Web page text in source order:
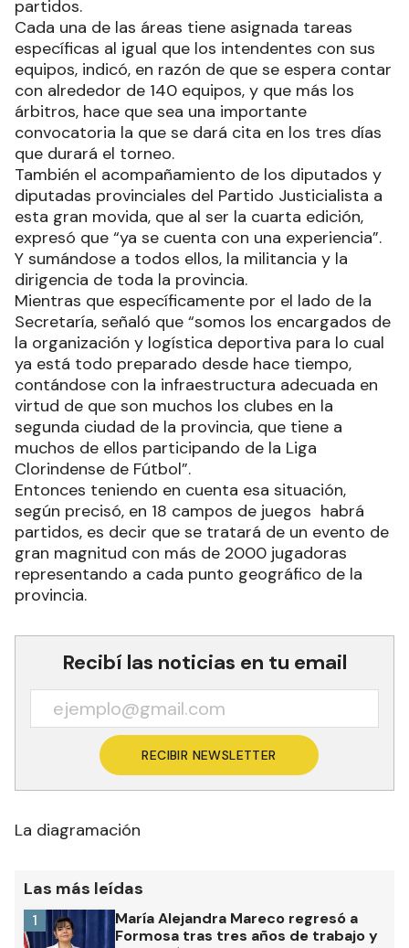
partidos.
Cada una de las áreas tiene asignada tareas
específicas al igual que los intendentes con sus
equipos, indicó, en razón de que se espera contar
con alrededor de 140 equipos, y que más los
árbitros, hace que sea una importante
convocatoria la que se dará cita en los tres días
que durará el torneo.
También el acompañamiento de los diputados y
diputadas provinciales del Partido Justicialista a
esta gran movida, que al ser la cuarta edición,
expresó que “ya se cuenta con una experiencia”.
Y sumándose a todos ellos, la militancia y la
dirigencia de toda la provincia.
Mientras que específicamente por el lado de la
Secretaría, señaló que “somos los encargados de
la organización y logística deportiva para lo cual
ya está todo preparado desde hace tiempo,
contándose con la infraestructura adecuada en
virtud de que son muchos los clubes en la
segunda ciudad de la provincia, que tiene a
muchos de ellos participando de la Liga
Clorindense de Fútbol”.
Entonces teniendo en cuenta esa situación,
según precisó, en 18 campos de juegos habrá
partidos, es decir que se tratará de un evento de
gran magnitud con más de 2000 jugadoras
representando a cada punto geográfico de la
provincia.
Recibí las noticias en tu email
RECIBIR NEWSLETTER
La diagramación
Las más leídas
María Alejandra Mareco regresó a
Formosa tras tres años de trabajo y
1